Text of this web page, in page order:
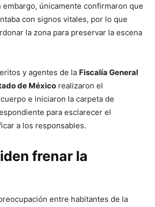
embargo, únicamente confirmaron que
con signos vitales, por lo que
la zona para preservar la escena
y agentes de la Fiscalía General
de México realizaron el
e iniciaron la carpeta de
para esclarecer el
a los responsables.
frenar la
entre habitantes de la